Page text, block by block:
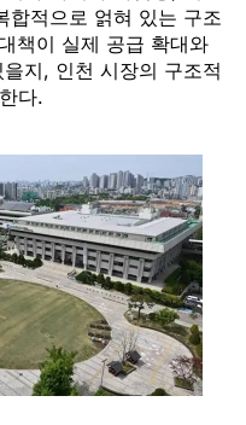
합적으로 얽혀 있는 구조
책이 실제 공급 확대와
지, 인천 시장의 구조적
다.